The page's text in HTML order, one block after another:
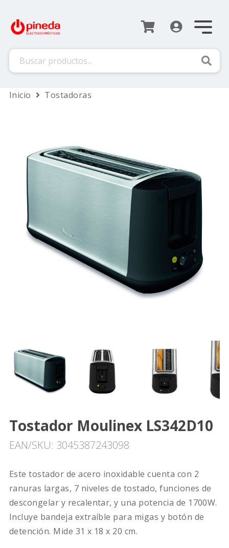
Inicio
 Tostadoras
Tostador Moulinex LS342D10
EAN/SKU: 3045387243098
Este tostador de acero inoxidable cuenta con 2
ranuras largas, 7 niveles de tostado, funciones de
descongelar y recalentar, y una potencia de 1700W.
Incluye bandeja extraíble para migas y botón de
detención. Mide 31 x 18 x 20 cm.